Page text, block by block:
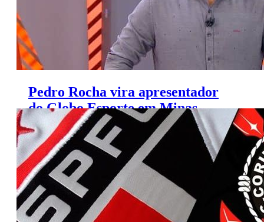
Pedro Rocha vira apresentador
do Globo Esporte em Minas
Gerais